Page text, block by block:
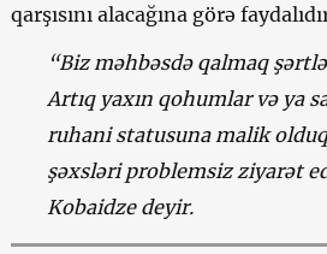
qarşısını alacağına görə
“Biz məhbəsdə qalmaq
Artıq yaxın qohumlar və ya
ruhani statusuna malik
şəxsləri problemsiz ziyarət
Kobaidze deyir.